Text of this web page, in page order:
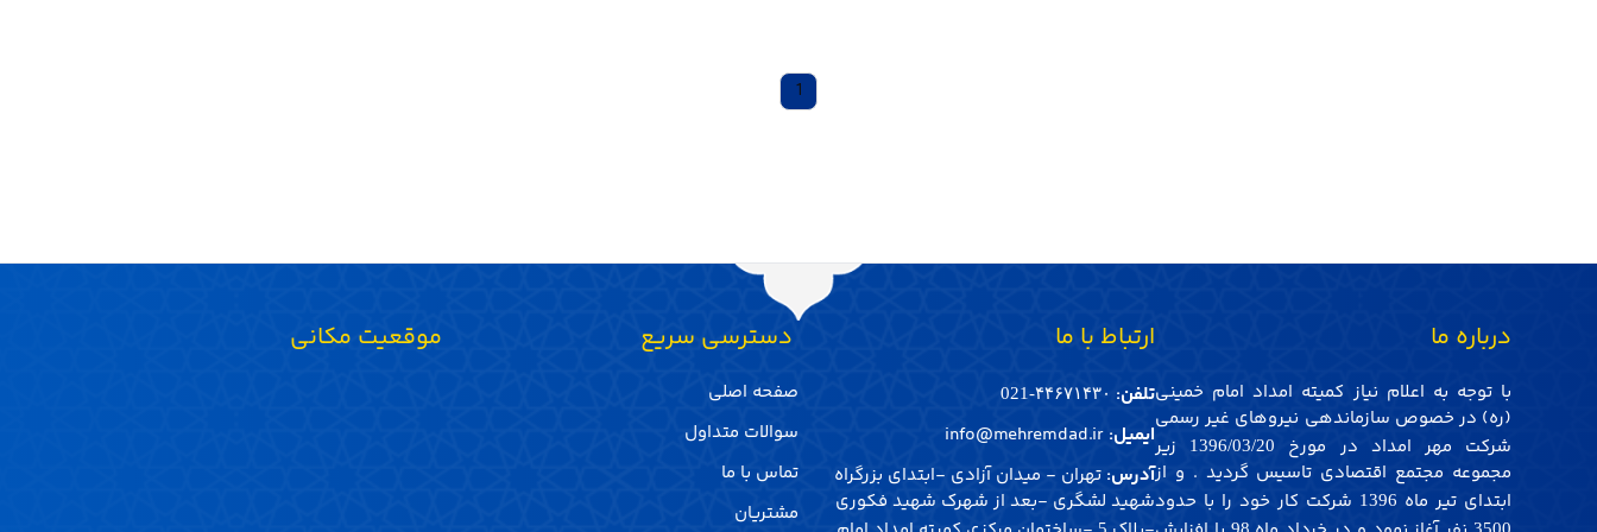
1
درباره ما
با توجه به اعلام نیاز کمیته امداد امام خمینی
(ره) در خصوص سازماندهی نیروهای غیر رسمی
شرکت مهر امداد در مورخ
1396/03/20
زیر
مجموعه مجتمع اقتصادی تاسیس گردید . و از
ابتدای تیر ماه 1396 شرکت کار خود را با حدود
3500
98
ارتباط با ما
تلفن: ۴۴۶۷۱۴۳۰-021
ایمیل: info@mehremdad.ir
آدرس: تهران - میدان آزادی -ابتدای بزرگراه
شهید لشگری -بعد از شهرک شهید فکوری
5
‌ دسترسی سریع
صفحه اصلی
سوالات متداول
تماس با ما
مشتریان
موقعیت مکانی